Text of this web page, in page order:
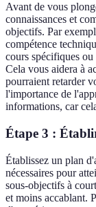
Avant de vous
connaissances et
objectifs. Par
compétence
cours spécifiques
Cela vous aidera à
pourraient retarder
l'importance de
informations, car
Étape 3 :
Établissez un plan
nécessaires pour
sous-objectifs à
et moins accablant.